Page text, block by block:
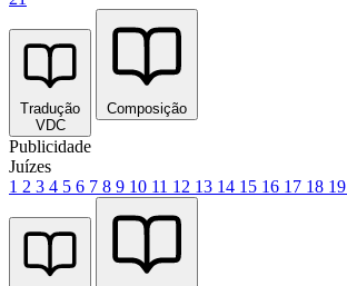
Tradução
VDC
Composição
Publicidade
Juízes
1 2 3 4 5 6 7 8 9 10 11 12 13 14 15 16 17 18 19